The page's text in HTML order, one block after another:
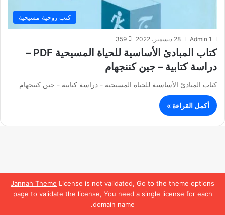
Jannah Theme License is not validated, Go to the theme options
page to validate the license, You need a single license for each
domain name.
كتب روحية مسيحية
Admin 1 28 ديسمبر، 2022 359
كتاب المبادئ الأساسية للحياة المسيحية PDF –
دراسة كتابية – جين كننجهام
كتاب المبادئ الأساسية للحياة المسيحية - دراسة كتابية - جين كننجهام
أكمل القراءة »